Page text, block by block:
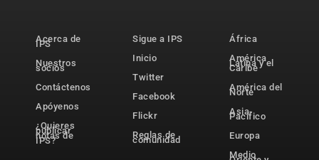
Acerca de
IPS
Nuestros
socios
Contáctenos
Apóyenos
¿Quieres
publicar
notas de
IPS?
Sigue a IPS
Inicio
Twitter
Facebook
Flickr
Reglas de
comunidad
África
América
Latina y el
Caribe
América del
Norte
Asia-
Pacífico
Europa
Medio